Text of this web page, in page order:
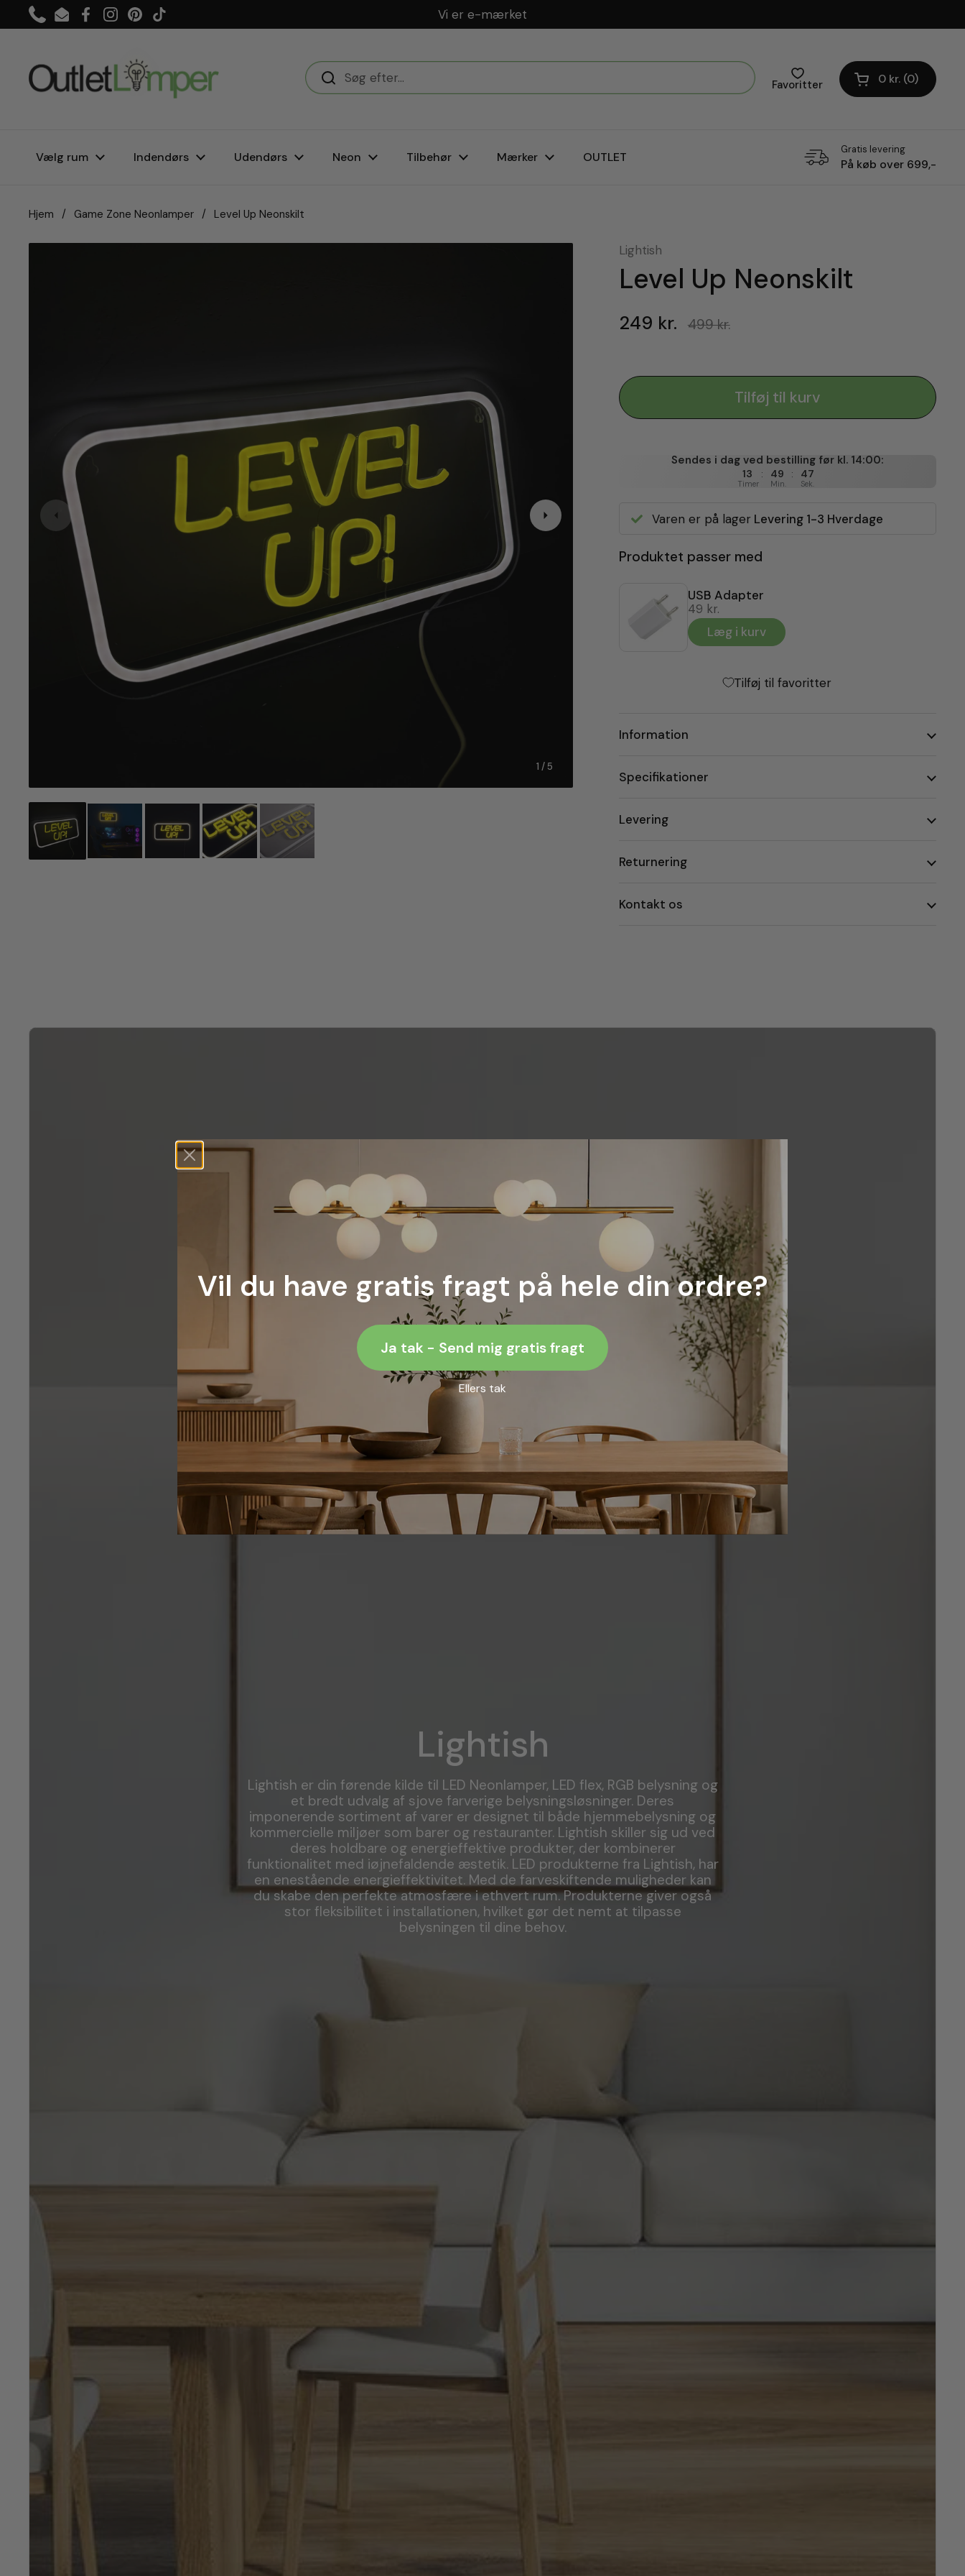
Gå til indhold
PhoneEmailFacebook
Instagram
Pinterest
TikTok Vi er e-mærket
Favoritter Åben vogn
0 kr. 0
Vælg rum Indendørs Udendørs Neon Tilbehør Mærker OUTLET
Gratis levering
På køb over 699,-
Hjem / Game Zone Neonlamper / Level Up Neonskilt
1 / 5
Lightish
Level Up Neonskilt
249 kr. 499 kr.
Tilføj til kurv
Sendes i dag ved bestilling før kl. 14:00:
13 : 49 : 46
Timer Min. Sek.
Varen er på lager Levering 1-3 Hverdage
Produktet passer med
USB Adapter
49 kr.
Læg i kurv
Tilføj til favoritter
Information
Specifikationer
Levering
Returnering
Kontakt os
Lightish
Lightish er din førende kilde til LED Neonlamper, LED flex, RGB belysning og
et bredt udvalg af sjove farverige belysningsløsninger. Deres
imponerende sortiment af varer er designet til både hjemmebelysning og
kommercielle miljøer som barer og restauranter. Lightish skiller sig ud ved
deres holdbare og energieffektive produkter, der kombinerer
funktionalitet med iøjnefaldende æstetik. LED produkterne fra Lightish, har
en enestående energieffektivitet. Med de farveskiftende muligheder kan
du skabe den perfekte atmosfære i ethvert rum. Produkterne giver også
stor fleksibilitet i installationen, hvilket gør det nemt at tilpasse
belysningen til dine behov.
Vil du have gratis fragt på hele din ordre?
Ja tak - Send mig gratis fragt
Ellers tak